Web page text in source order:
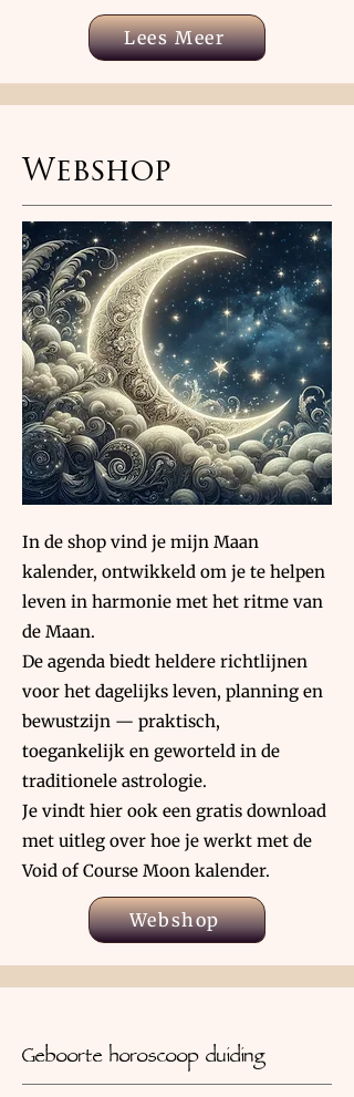
Lees Meer
Webshop
In de shop vind je mijn Maan
kalender, ontwikkeld om je te helpen
leven in harmonie met het ritme van
de Maan.
De agenda biedt heldere richtlijnen
voor het dagelijks leven, planning en
bewustzijn — praktisch,
toegankelijk en geworteld in de
traditionele astrologie.
Je vindt hier ook een gratis download
met uitleg over hoe je werkt met de
Void of Course Moon kalender.
Webshop
Geboorte horoscoop duiding